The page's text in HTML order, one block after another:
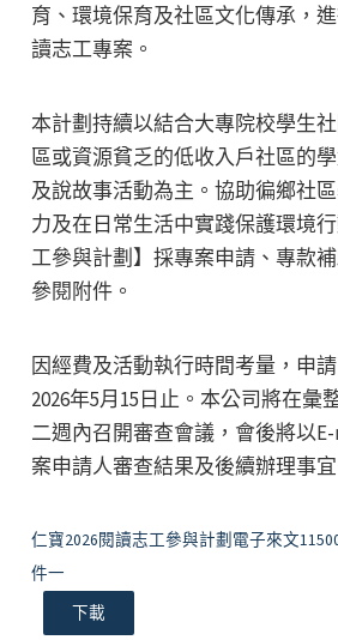
育、環境保育及社區文化傳承，
讀志工專案。
本計劃持續以結合大專院校學生
區或資源貧乏的低收入戶社區的
及說故事活動為主。協助徧鄉社
力及在日常生活中實踐保護環境
工參與計劃】採專案申請、專款
參閱附件。
因經費及活動執行時間考量，申
2026年5月15日止。本公司將在彙
二週內召開審查會議，會後將以
案申請人審查結果及後續辦理事宜
仁寶2026閱讀志工參與計劃電子來文
件一
下載